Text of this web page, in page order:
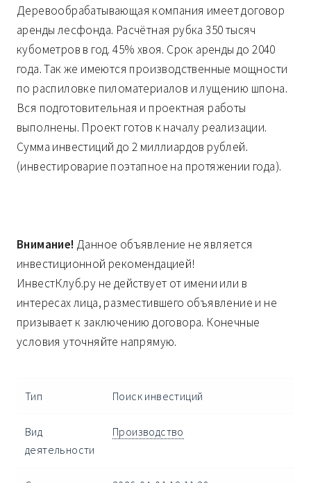
Деревообрабатывающая компания имеет договор
аренды лесфонда. Расчётная рубка 350 тысяч
кубометров в год. 45% хвоя. Срок аренды до 2040
года. Так же имеются производственные мощности
по распиловке пиломатериалов и лущению шпона.
Вся подготовительная и проектная работы
выполнены. Проект готов к началу реализации.
Сумма инвестиций до 2 миллиардов рублей.
(инвестироварие поэтапное на протяжении года).
Внимание! Данное объявление не является
инвестиционной рекомендацией!
ИнвестКлуб.ру не действует от имени или в
интересах лица, разместившего объявление и не
призывает к заключению договора. Конечные
условия уточняйте напрямую.
Тип Поиск инвестиций
Вид
деятельности
Производство